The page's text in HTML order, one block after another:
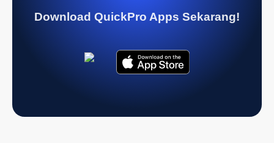
Download QuickPro Apps Sekarang!